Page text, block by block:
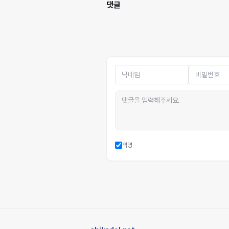
댓글
익명